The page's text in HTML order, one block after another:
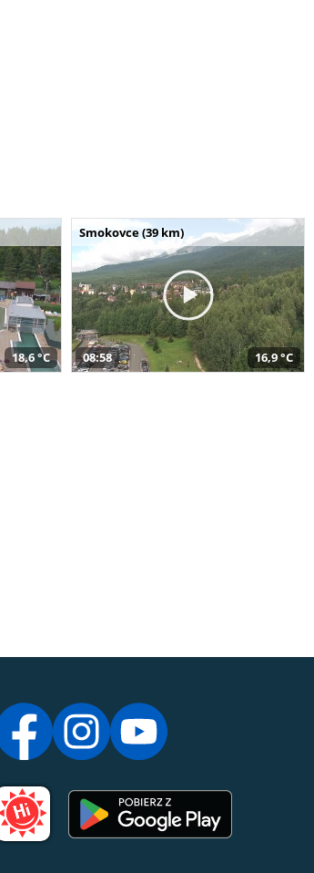
18,6 °C
Smokovce (39 km)
08:58 16,9 °C